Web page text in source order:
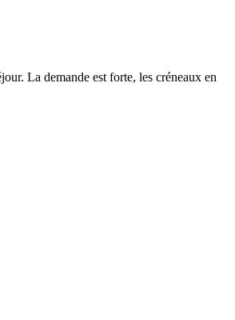
La demande est forte, les créneaux en